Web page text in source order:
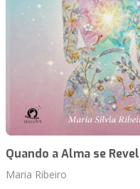
Quando a Alma se
Maria Ribeiro